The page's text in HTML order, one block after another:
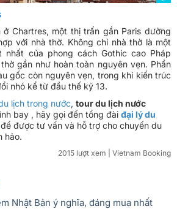
ở Chartres, một thị trấn gần Paris dường
với nhà thờ. Không chỉ nhà thờ là một
của phong cách Gothic cao Pháp
gần như hoàn toàn nguyên vẹn. Phần
gốc còn nguyên vẹn, trong khi kiến trúc
nhỏ kể từ đầu thế kỷ 13.
lịch trong nước, tour du lịch nước
bay , hãy gọi đến tổng đài đại lý du
để được tư vấn và hỗ trợ cho chuyến du
hảo.
2015 lượt xem | Vietnam Booking
Nhật Bản ý nghĩa, đáng mua nhất